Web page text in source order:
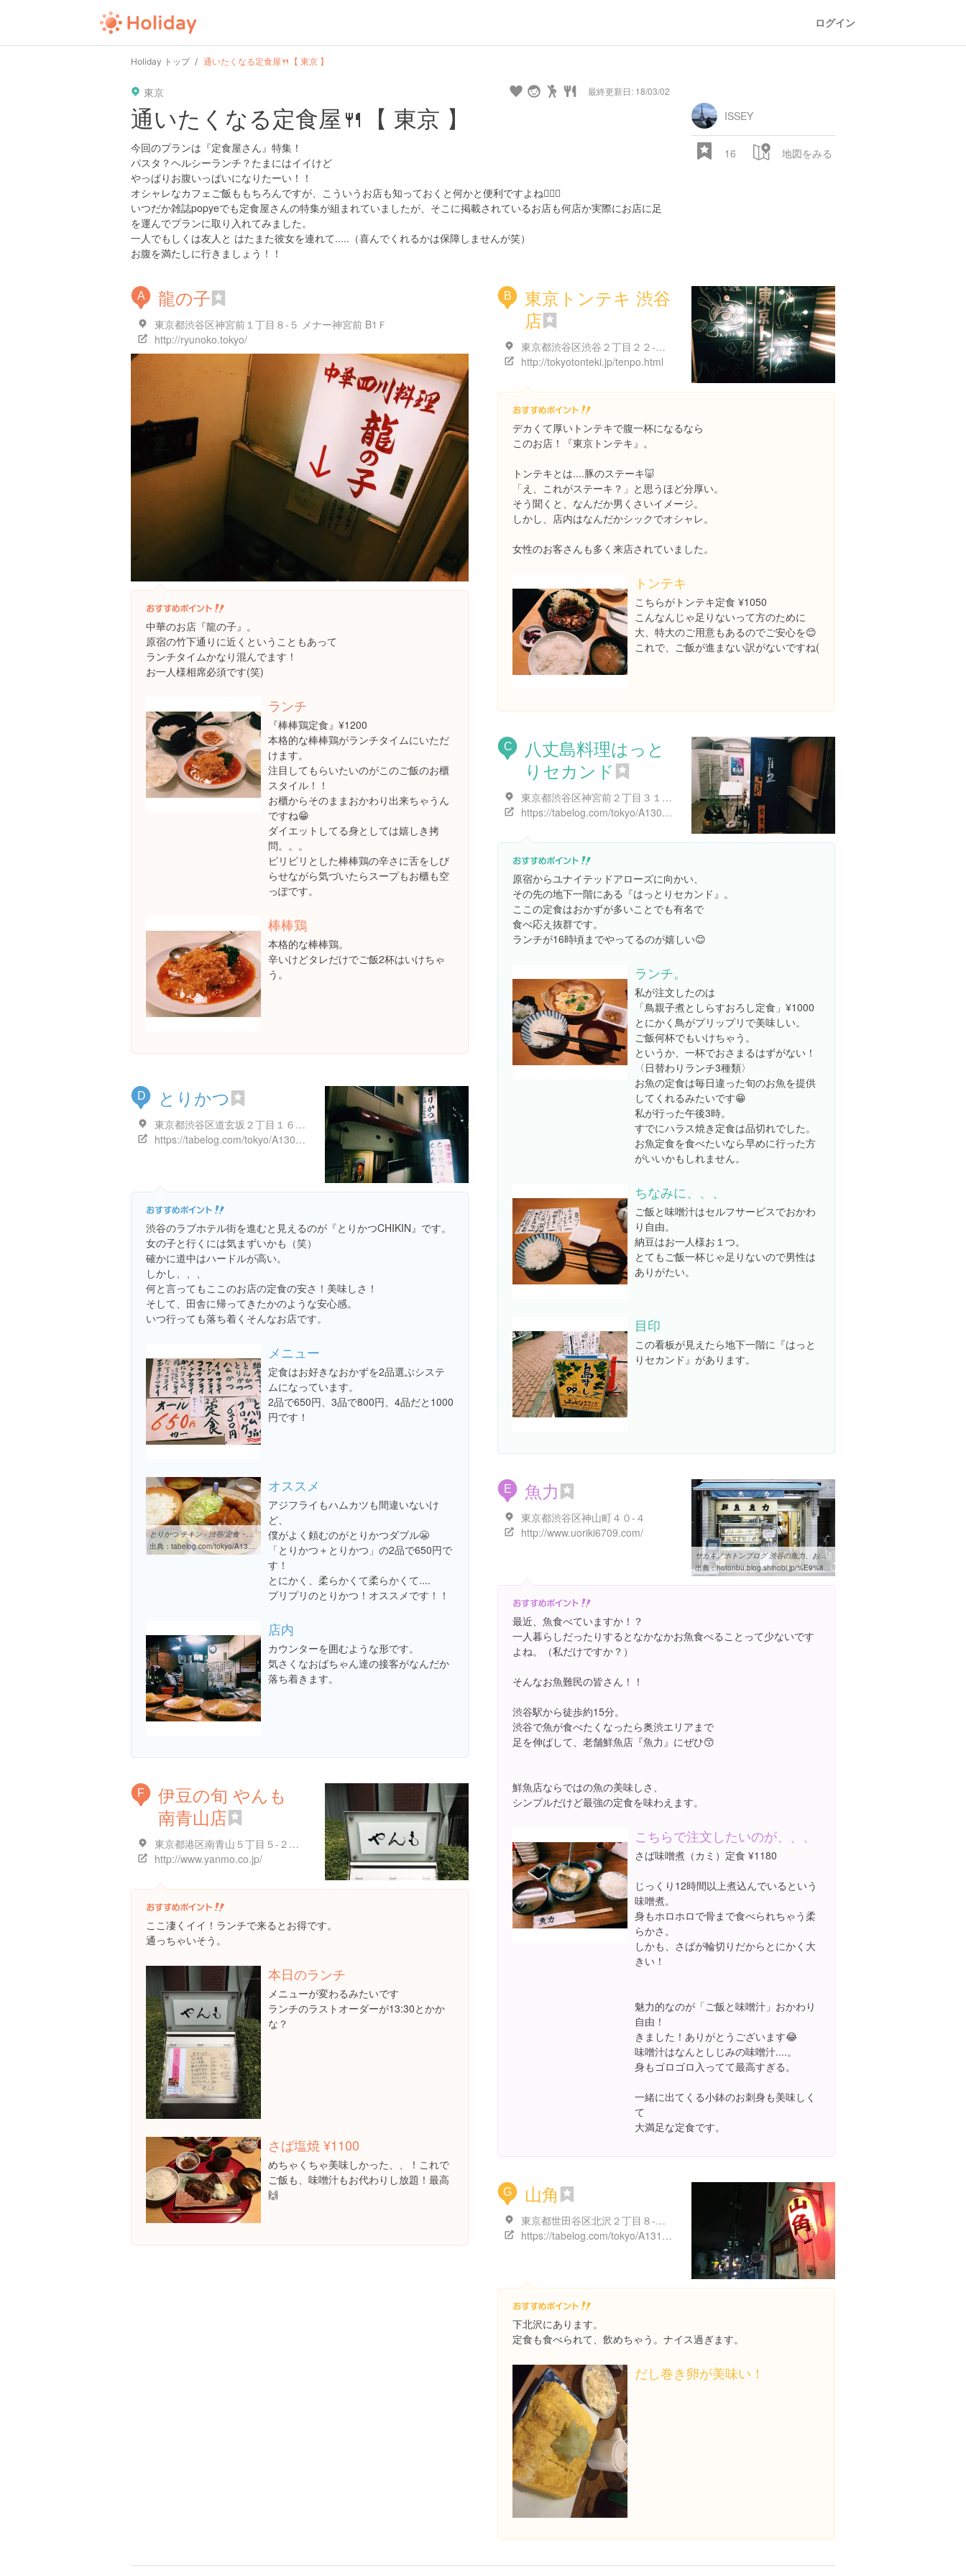
ログイン
Holiday トップ 通いたくなる定食屋🍴【 東京 】
東京 最終更新日: 18/03/02
通いたくなる定食屋🍴【 東京 】
今回のプランは『定食屋さん』特集！
パスタ？ヘルシーランチ？たまにはイイけど
やっぱりお腹いっぱいになりたーい！！
オシャレなカフェご飯ももちろんですが、こういうお店も知っておくと何かと便利ですよね🙋🏼‍♂️
いつだか雑誌popyeでも定食屋さんの特集が組まれていましたが、そこに掲載されているお店も何店か実際にお店に足
を運んでプランに取り入れてみました。
一人でもしくは友人と はたまた彼女を連れて.....（喜んでくれるかは保障しませんが笑）
お腹を満たしに行きましょう！！
ISSEY
16 地図をみる
A 龍の子
東京都渋谷区神宮前１丁目８-５ メナー神宮前 B1Ｆ
http://ryunoko.tokyo/
中華のお店『龍の子』。
原宿の竹下通りに近くということもあって
ランチタイムかなり混んでます！
お一人様相席必須です(笑)
ランチ
『棒棒鶏定食』¥1200
本格的な棒棒鶏がランチタイムにいただ
けます。
注目してもらいたいのがこのご飯のお櫃
スタイル！！
お櫃からそのままおかわり出来ちゃうん
ですね😁
ダイエットしてる身としては嬉しき拷
問。。。
ピリピリとした棒棒鶏の辛さに舌をしび
らせながら気づいたらスープもお櫃も空
っぽです。
棒棒鶏
本格的な棒棒鶏。
辛いけどタレだけでご飯2杯はいけちゃ
う。
B
東京トンテキ 渋谷
店
東京都渋谷区渋谷２丁目２２-１０ タキザワビル 2F
http://tokyotonteki.jp/tenpo.html
デカくて厚いトンテキで腹一杯になるなら
このお店！『東京トンテキ』。
トンテキとは....豚のステーキ🐷
「え、これがステーキ？」と思うほど分厚い。
そう聞くと、なんだか男くさいイメージ。
しかし、店内はなんだかシックでオシャレ。
女性のお客さんも多く来店されていました。
トンテキ
こちらがトンテキ定食 ¥1050
こんなんじゃ足りないって方のために
大、特大のご用意もあるのでご安心を😊
これで、ご飯が進まない訳がないですね(
C
八丈島料理はっと
りセカンド
東京都渋谷区神宮前２丁目３１-７ ビラ・グロリア
https://tabelog.com/tokyo/A1306/A130601/13042210/
原宿からユナイテッドアローズに向かい、
その先の地下一階にある『はっとりセカンド』。
ここの定食はおかずが多いことでも有名で
食べ応え抜群です。
ランチが16時頃までやってるのが嬉しい😊
ランチ。
私が注文したのは
「鳥親子煮としらすおろし定食」¥1000
とにかく鳥がプリップリで美味しい。
ご飯何杯でもいけちゃう。
というか、一杯でおさまるはずがない！
〈日替わりランチ3種類〉
お魚の定食は毎日違った旬のお魚を提供
してくれるみたいです😁
私が行った午後3時。
すでにハラス焼き定食は品切れでした。
お魚定食を食べたいなら早めに行った方
がいいかもしれません。
ちなみに、、、
ご飯と味噌汁はセルフサービスでおかわ
り自由。
納豆はお一人様お１つ。
とてもご飯一杯じゃ足りないので男性は
ありがたい。
目印
この看板が見えたら地下一階に『はっと
りセカンド』があります。
D とりかつ
東京都渋谷区道玄坂２丁目１６-１９ 都路ビル 2F
https://tabelog.com/tokyo/A1303/A130301/13001699/
渋谷のラブホテル街を進むと見えるのが『とりかつCHIKIN』です。
女の子と行くには気まずいかも（笑）
確かに道中はハードルが高い。
しかし、、、
何と言ってもここのお店の定食の安さ！美味しさ！
そして、田舎に帰ってきたかのような安心感。
いつ行っても落ち着くそんなお店です。
メニュー
定食はお好きなおかずを2品選ぶシステ
ムになっています。
2品で650円、3品で800円、4品だと1000
円です！
とりかつ チキン - 渋谷/定食・食堂 [食べログ]
出典： tabelog.com/tokyo/A1303/A130301/13001699
オススメ
アジフライもハムカツも間違いないけ
ど、
僕がよく頼むのがとりかつダブル😬
「とりかつ＋とりかつ」の2品で650円で
す！
とにかく、柔らかくて柔らかくて....
プリプリのとりかつ！オススメです！！
店内
カウンターを囲むような形です。
気さくなおばちゃん達の接客がなんだか
落ち着きます。
E 魚力
東京都渋谷区神山町４０-４
http://www.uoriki6709.com/
サカキノホトンブログ 渋谷の魚力、お魚食堂
出典：hotonbu.blog.shinobi.jp/%E9%8A%80%E5%BA%A7%E3%82%A6%E3%82%A7%E3%82%B9%E3%83%88%EF%BC%9A%E5%92%8C/%E6%B8%8B%E8%B0%B7%E3%81%AE%E9%AD%9A%E5%8A%9B%E3%80%81%E3%81%8A%E9%AD%9A%E9%A3%9F%E5%A0%82
最近、魚食べていますか！？
一人暮らしだったりするとなかなかお魚食べることって少ないです
よね。（私だけですか？）
そんなお魚難民の皆さん！！
渋谷駅から徒歩約15分。
渋谷で魚が食べたくなったら奥渋エリアまで
足を伸ばして、老舗鮮魚店『魚力』にぜひ😙
鮮魚店ならではの魚の美味しさ、
シンプルだけど最強の定食を味わえます。
こちらで注文したいのが、、、
さば味噌煮（カミ）定食 ¥1180
じっくり12時間以上煮込んでいるという
味噌煮。
身もホロホロで骨まで食べられちゃう柔
らかさ。
しかも、さばが輪切りだからとにかく大
きい！
魅力的なのが「ご飯と味噌汁」おかわり
自由！
きました！ありがとうございます😂
味噌汁はなんとしじみの味噌汁....。
身もゴロゴロ入ってて最高すぎる。
一緒に出てくる小鉢のお刺身も美味しく
て
大満足な定食です。
F
伊豆の旬 やんも
南青山店
東京都港区南青山５丁目５-２５ Ｔ・ＰＬＡＣＥビル 地下１階
http://www.yanmo.co.jp/
ここ凄くイイ！ランチで来るとお得です。
通っちゃいそう。
本日のランチ
メニューが変わるみたいです
ランチのラストオーダーが13:30とかか
な？
さば塩焼 ¥1100
めちゃくちゃ美味しかった、、！これで
ご飯も、味噌汁もお代わりし放題！最高
🙌
G 山角
東京都世田谷区北沢２丁目８-１２
https://tabelog.com/tokyo/A1318/A131802/13149631/
下北沢にあります。
定食も食べられて、飲めちゃう。ナイス過ぎます。
だし巻き卵が美味い！